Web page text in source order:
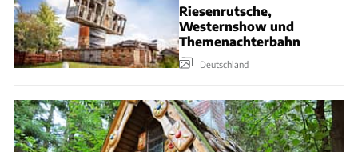
Riesenrutsche,
Westernshow und
Themenachterbahn
Deutschland